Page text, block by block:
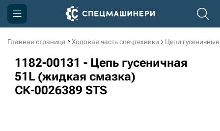
Главная страница Ходовая часть спецтехники Цепи гусеничные
1182-00131 - Цепь гусеничная
51L (жидкая смазка)
СК-0026389 STS
Компания
Акции
Доставка и оплата